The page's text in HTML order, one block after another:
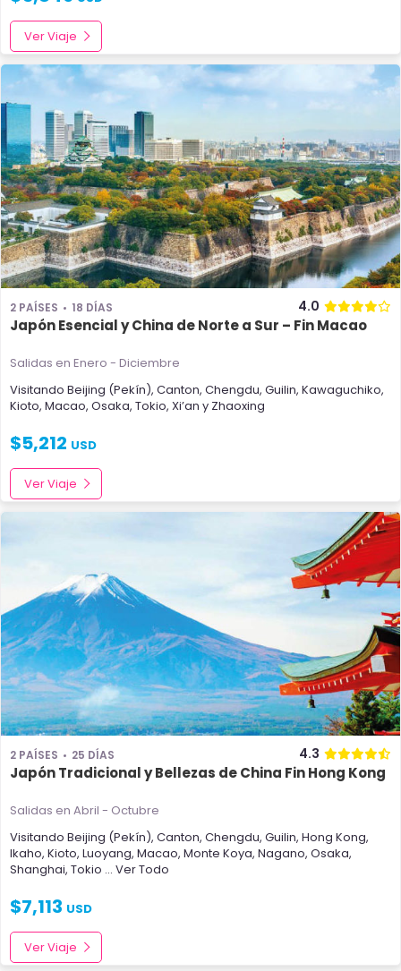
Ver Viaje
2 PAÍSES 18 DÍAS 4.0
Japón Esencial y China de Norte a Sur – Fin Macao
Salidas en Enero - Diciembre
Visitando Beijing (Pekín), Canton, Chengdu, Guilin, Kawaguchiko,
Kioto, Macao, Osaka, Tokio, Xi’an y Zhaoxing
$5,212 USD
Ver Viaje
2 PAÍSES 25 DÍAS 4.3
Japón Tradicional y Bellezas de China Fin Hong Kong
Salidas en Abril - Octubre
Visitando Beijing (Pekín), Canton, Chengdu, Guilin, Hong Kong,
Ikaho, Kioto, Luoyang, Macao, Monte Koya, Nagano, Osaka,
Shanghai, Tokio ... Ver Todo
$7,113 USD
Ver Viaje